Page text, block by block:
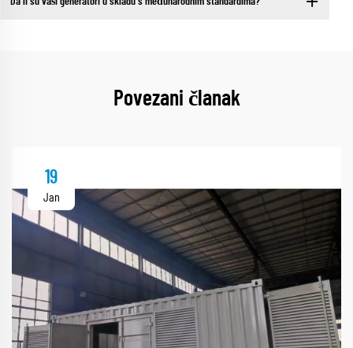
Povezani članak
19
Jan